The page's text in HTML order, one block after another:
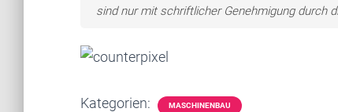
sind nur mit schriftlicher Genehmigung durch
Kategorien: MASCHINENBAU